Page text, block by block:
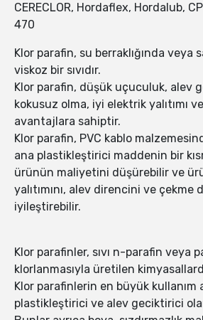
CERECLOR, Hordaflex, Hordalub,
470
Klor parafin, su berraklığında veya
viskoz bir sıvıdır.
Klor parafin, düşük uçuculuk, alev
kokusuz olma, iyi elektrik yalıtımı
avantajlara sahiptir.
Klor parafin, PVC kablo
ana plastikleştirici maddenin bir
ürünün maliyetini düşürebilir ve
yalıtımını, alev direncini ve çekme
iyileştirebilir.
Klor parafinler, sıvı n-parafin veya
klorlanmasıyla üretilen
Klor parafinlerin en büyük kullanım
plastikleştirici ve alev geciktirici